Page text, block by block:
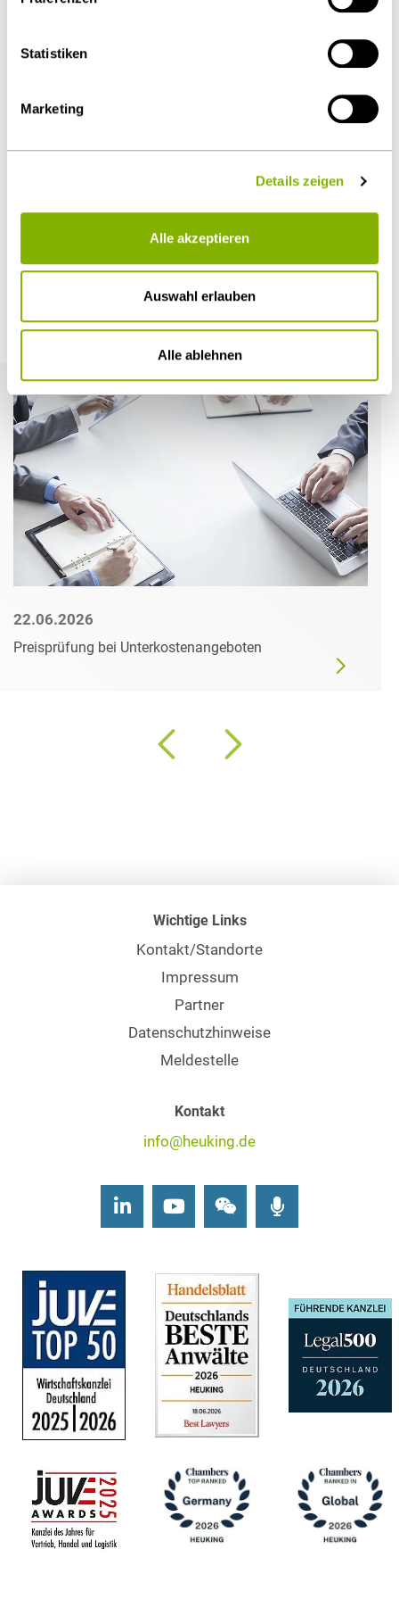
über dieCookie-Einstellungen
widerrufen oder ändern.
Statistiken
Marketing
Details zeigen
Alle akzeptieren
Auswahl erlauben
Alle ablehnen
Öffentlicher Sektor und Vergabe
Weitere Artikel
22.06.2026
Preisprüfung bei Unterkostenangeboten
Wichtige Links
Kontakt/Standorte
Impressum
Partner
Datenschutzhinweise
Meldestelle
Kontakt
info@heuking.de
LinkedInYoutubeWechat